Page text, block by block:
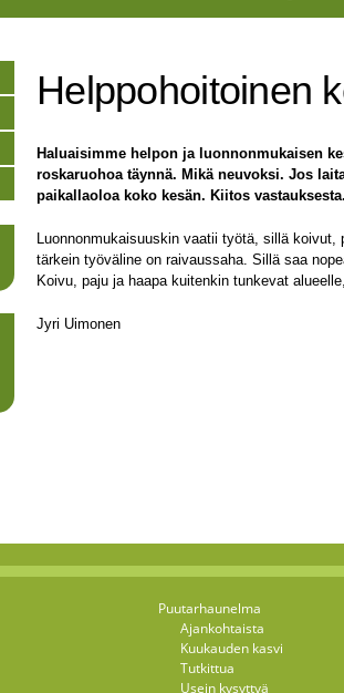
Helppohoitoinen
Haluaisimme helpon ja luonnonmukaisen
roskaruohoa täynnä. Mikä neuvoksi. Jos
paikallaoloa koko kesän. Kiitos vastauksesta.
Luonnonmukaisuuskin vaatii työtä, sillä
tärkein työväline on raivaussaha. Sillä saa
Koivu, paju ja haapa kuitenkin tunkevat
Jyri Uimonen
Puutarhaunelma
Ajankohtaista
Kuukauden kasvi
Tutkittua
Usein kysyttyä